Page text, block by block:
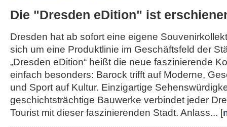
Die "Dresden eDition" ist
Dresden hat ab sofort eine eigene
sich um eine Produktlinie im Geschäftsfeld der
„Dresden eDition“ heißt die neue faszinierende
einfach besonders: Barock trifft auf Moderne,
und Sport auf Kultur. Einzigartige
geschichtsträchtige Bauwerke verbindet jeder
Tourist mit dieser faszinierenden Stadt. Anlass... [